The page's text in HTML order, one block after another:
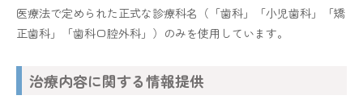
医療法で定められた正式な診療科名（「歯科」「小児歯科」「矯
正歯科」「歯科口腔外科」）のみを使用しています。
治療内容に関する情報提供